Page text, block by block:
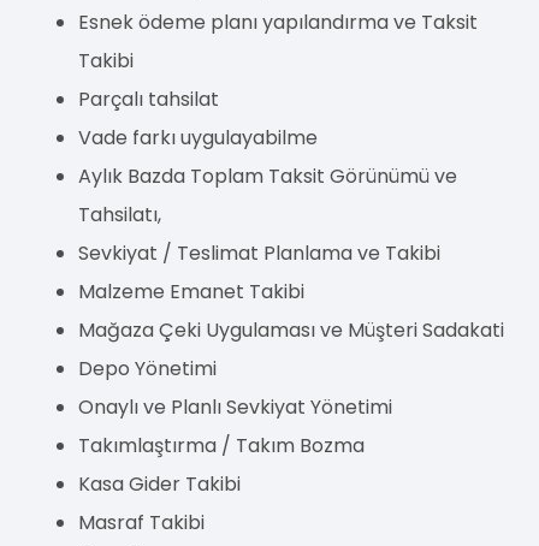
Esnek ödeme planı yapılandırma ve Taksit
Takibi
Parçalı tahsilat
Vade farkı uygulayabilme
Aylık Bazda Toplam Taksit Görünümü ve
Tahsilatı,
Sevkiyat / Teslimat Planlama ve Takibi
Malzeme Emanet Takibi
Mağaza Çeki Uygulaması ve Müşteri Sadakati
Depo Yönetimi
Onaylı ve Planlı Sevkiyat Yönetimi
Takımlaştırma / Takım Bozma
Kasa Gider Takibi
Masraf Takibi